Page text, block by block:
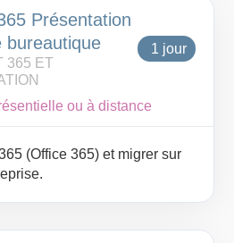
Présentation
bureautique
365 ET
1 jour
ou à distance
(Office 365) et migrer sur